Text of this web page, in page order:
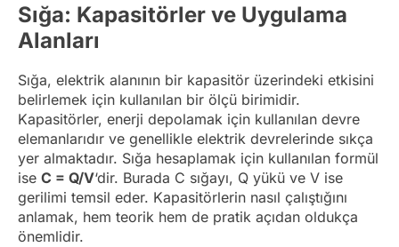
Sığa: Kapasitörler ve Uygulama
Alanları
Sığa, elektrik alanının bir kapasitör üzerindeki etkisini
belirlemek için kullanılan bir ölçü birimidir.
Kapasitörler, enerji depolamak için kullanılan devre
elemanlarıdır ve genellikle elektrik devrelerinde sıkça
yer almaktadır. Sığa hesaplamak için kullanılan formül
ise C = Q/V‘dir. Burada C sığayı, Q yükü ve V ise
gerilimi temsil eder. Kapasitörlerin nasıl çalıştığını
anlamak, hem teorik hem de pratik açıdan oldukça
önemlidir.